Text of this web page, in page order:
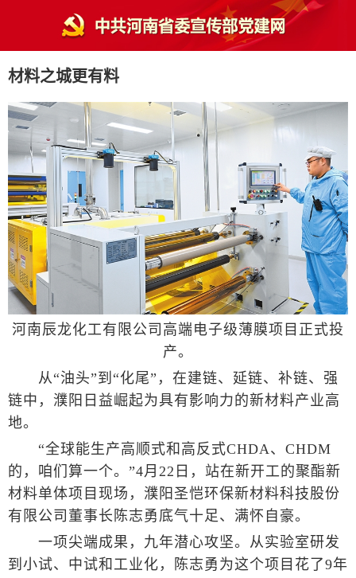
材料之城更有料
河南辰龙化工有限公司高端电子级薄膜项目正式投
产。
从“油头”到“化尾”，在建链、延链、补链、强
链中，濮阳日益崛起为具有影响力的新材料产业高
地。
“全球能生产高顺式和高反式CHDA、CHDM
的，咱们算一个。”4月22日，站在新开工的聚酯新
材料单体项目现场，濮阳圣恺环保新材料科技股份
有限公司董事长陈志勇底气十足、满怀自豪。
一项尖端成果，九年潜心攻坚。从实验室研发
到小试、中试和工业化，陈志勇为这个项目花了9年